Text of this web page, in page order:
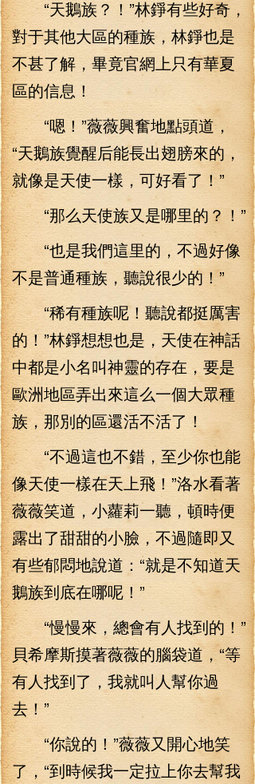
“天鵝族？！”林錚有些好奇，
對于其他大區的種族，林錚也是
不甚了解，畢竟官網上只有華夏
區的信息！
“嗯！”薇薇興奮地點頭道，
“天鵝族覺醒后能長出翅膀來的，
就像是天使一樣，可好看了！”
“那么天使族又是哪里的？！”
“也是我們這里的，不過好像
不是普通種族，聽說很少的！”
“稀有種族呢！聽說都挺厲害
的！”林錚想想也是，天使在神話
中都是小名叫神靈的存在，要是
歐洲地區弄出來這么一個大眾種
族，那別的區還活不活了！
“不過這也不錯，至少你也能
像天使一樣在天上飛！”洛水看著
薇薇笑道，小蘿莉一聽，頓時便
露出了甜甜的小臉，不過隨即又
有些郁悶地說道：“就是不知道天
鵝族到底在哪呢！”
“慢慢來，總會有人找到的！”
貝希摩斯摸著薇薇的腦袋道，“等
有人找到了，我就叫人幫你過
去！”
“你說的！”薇薇又開心地笑
了，“到時候我一定拉上你去幫我